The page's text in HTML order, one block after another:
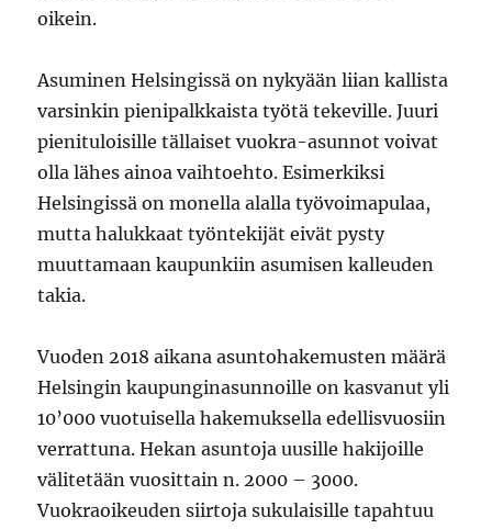
oikein.
Asuminen Helsingissä on nykyään liian kallista
varsinkin pienipalkkaista työtä tekeville. Juuri
pienituloisille tällaiset vuokra-asunnot voivat
olla lähes ainoa vaihtoehto. Esimerkiksi
Helsingissä on monella alalla työvoimapulaa,
mutta halukkaat työntekijät eivät pysty
muuttamaan kaupunkiin asumisen kalleuden
takia.
Vuoden 2018 aikana asuntohakemusten määrä
Helsingin kaupunginasunnoille on kasvanut yli
10’000 vuotuisella hakemuksella edellisvuosiin
verrattuna. Hekan asuntoja uusille hakijoille
välitetään vuosittain n. 2000 – 3000.
Vuokraoikeuden siirtoja sukulaisille tapahtuu